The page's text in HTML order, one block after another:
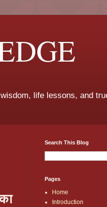
life lessons, and
Search This Blog
Pages
Home
Introduction